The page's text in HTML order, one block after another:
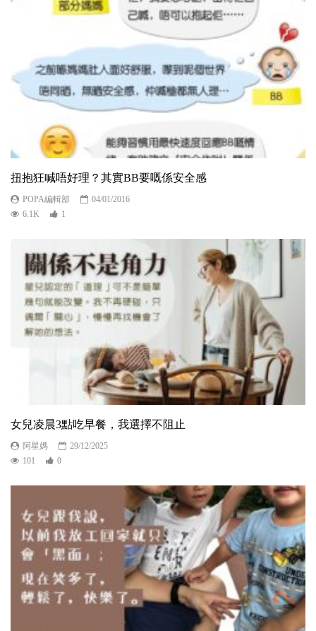
扭抱狂喊唔好理？其實BB要嘅係安全感
POPA編輯部
04/01/2016
6.1K
1
女兒凌晨3點吃早餐，我選擇不阻止
阿星媽
29/12/2025
101
0